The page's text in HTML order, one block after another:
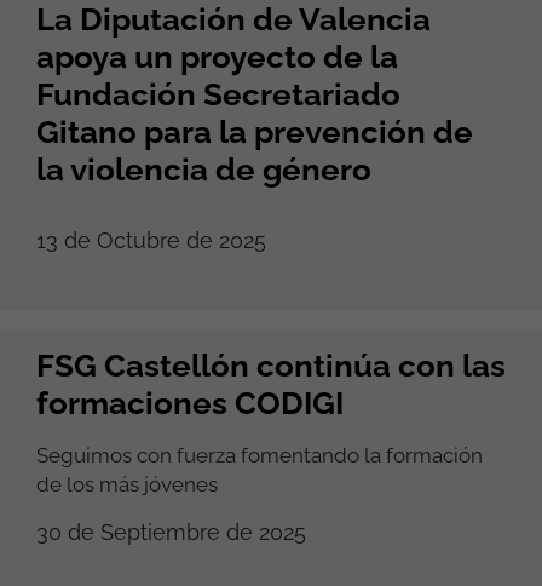
La Diputación de Valencia
apoya un proyecto de la
Fundación Secretariado
Gitano para la prevención de
la violencia de género
13 de Octubre de 2025
FSG Castellón continúa con las
formaciones CODIGI
Seguimos con fuerza fomentando la formación
de los más jóvenes
30 de Septiembre de 2025